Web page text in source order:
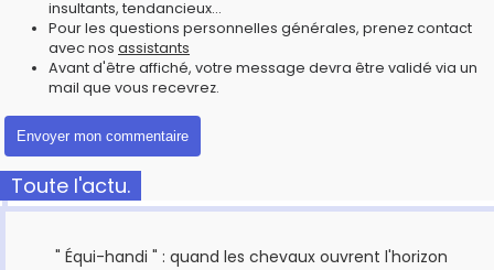
insultants, tendancieux...
Pour les questions personnelles générales, prenez contact
avec nos assistants
Avant d'être affiché, votre message devra être validé via un
mail que vous recevrez.
Toute l'actu.
" Équi-handi " : quand les chevaux ouvrent l'horizon